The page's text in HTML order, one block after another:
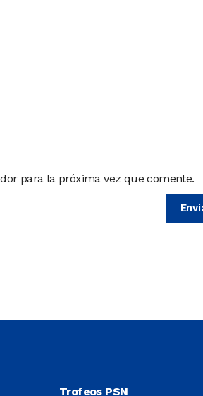
para la próxima vez que comente.
Trofeos PSN